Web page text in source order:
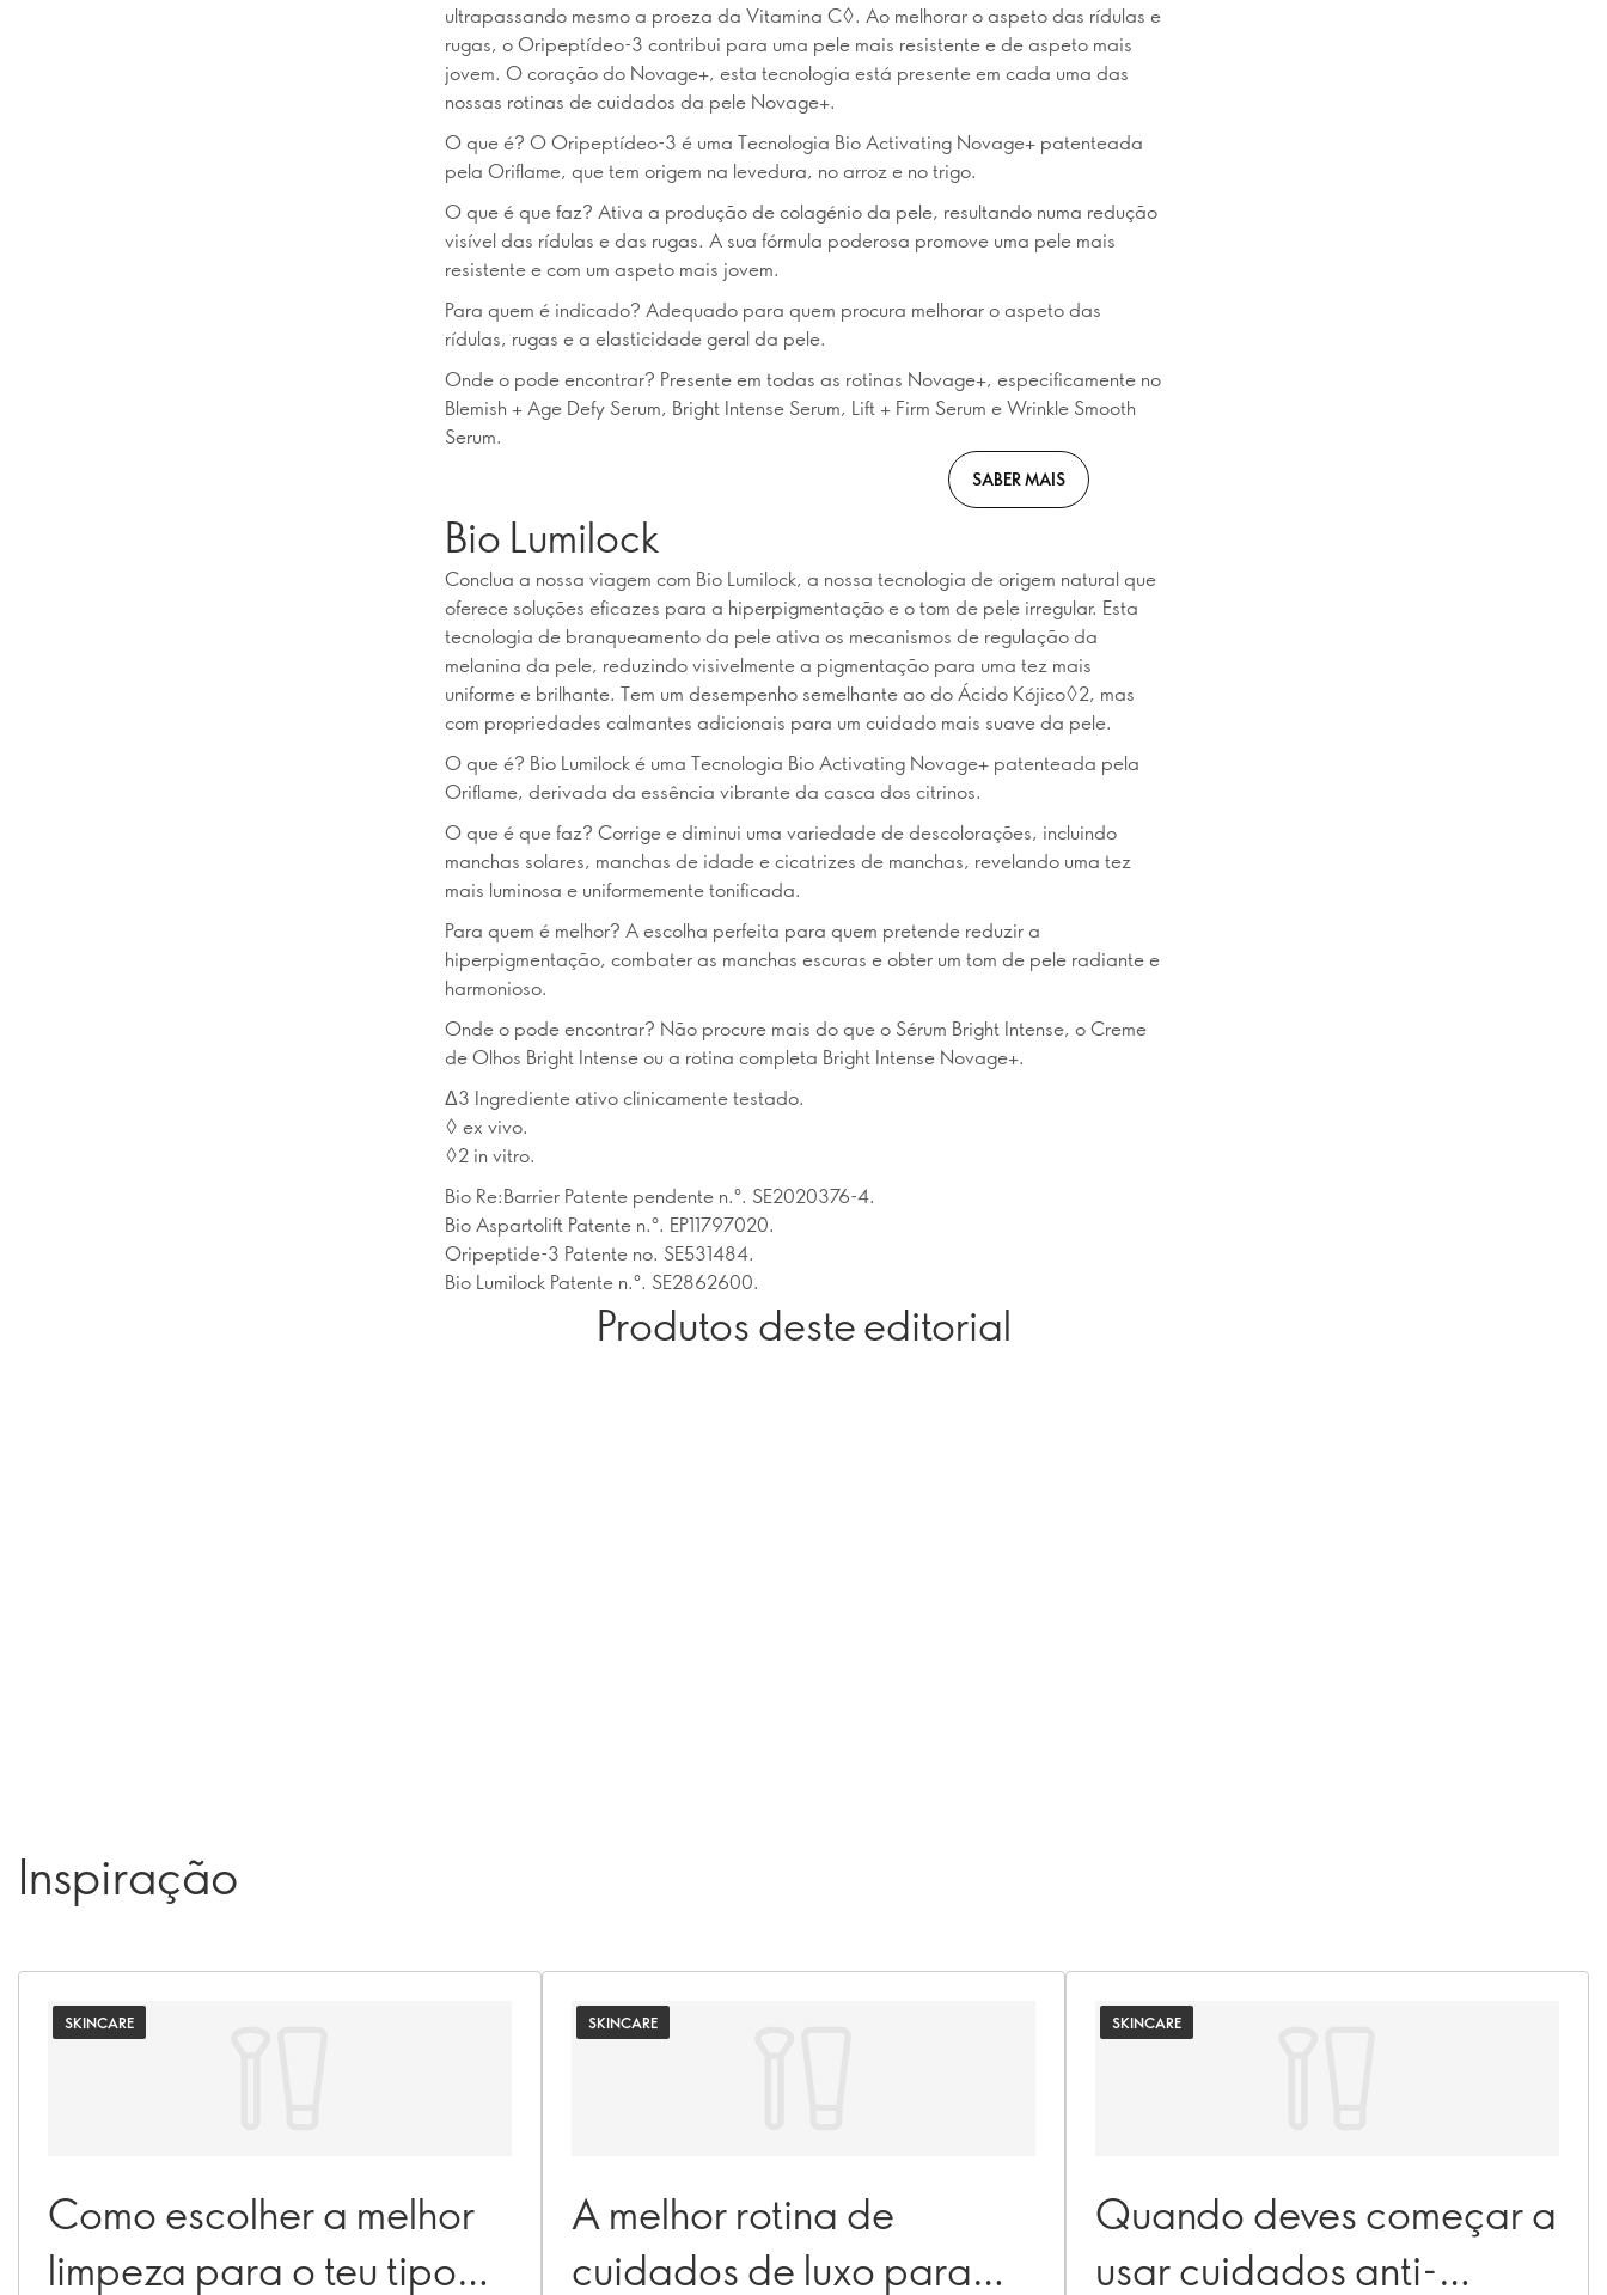
ultrapassando mesmo a proeza da Vitamina C◊. Ao melhorar o aspeto das rídulas e
rugas, o Oripeptídeo-3 contribui para uma pele mais resistente e de aspeto mais
jovem. O coração do Novage+, esta tecnologia está presente em cada uma das
nossas rotinas de cuidados da pele Novage+.
O que é? O Oripeptídeo-3 é uma Tecnologia Bio Activating Novage+ patenteada
pela Oriflame, que tem origem na levedura, no arroz e no trigo.
O que é que faz? Ativa a produção de colagénio da pele, resultando numa redução
visível das rídulas e das rugas. A sua fórmula poderosa promove uma pele mais
resistente e com um aspeto mais jovem.
Para quem é indicado? Adequado para quem procura melhorar o aspeto das
rídulas, rugas e a elasticidade geral da pele.
Onde o pode encontrar? Presente em todas as rotinas Novage+, especificamente no
Blemish + Age Defy Serum, Bright Intense Serum, Lift + Firm Serum e Wrinkle Smooth
Serum.
SABER MAIS
Bio Lumilock
Conclua a nossa viagem com Bio Lumilock, a nossa tecnologia de origem natural que
oferece soluções eficazes para a hiperpigmentação e o tom de pele irregular. Esta
tecnologia de branqueamento da pele ativa os mecanismos de regulação da
melanina da pele, reduzindo visivelmente a pigmentação para uma tez mais
uniforme e brilhante. Tem um desempenho semelhante ao do Ácido Kójico◊2, mas
com propriedades calmantes adicionais para um cuidado mais suave da pele.
O que é? Bio Lumilock é uma Tecnologia Bio Activating Novage+ patenteada pela
Oriflame, derivada da essência vibrante da casca dos citrinos.
O que é que faz? Corrige e diminui uma variedade de descolorações, incluindo
manchas solares, manchas de idade e cicatrizes de manchas, revelando uma tez
mais luminosa e uniformemente tonificada.
Para quem é melhor? A escolha perfeita para quem pretende reduzir a
hiperpigmentação, combater as manchas escuras e obter um tom de pele radiante e
harmonioso.
Onde o pode encontrar? Não procure mais do que o Sérum Bright Intense, o Creme
de Olhos Bright Intense ou a rotina completa Bright Intense Novage+.
Δ3 Ingrediente ativo clinicamente testado.
◊ ex vivo.
◊2 in vitro.
Bio Re:Barrier Patente pendente n.º. SE2020376-4.
Bio Aspartolift Patente n.º. EP11797020.
Oripeptide-3 Patente no. SE531484.
Bio Lumilock Patente n.º. SE2862600.
Produtos deste editorial
Inspiração
SKINCARE
Como escolher a melhor
limpeza para o teu tipo
SKINCARE
A melhor rotina de
cuidados de luxo para
SKINCARE
Quando deves começar a
usar cuidados anti-